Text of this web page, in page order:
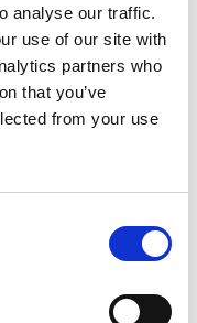
analyse our traffic.
use of our site with
partners who
that you’ve
from your use